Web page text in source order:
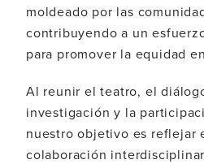
moldeado por las
contribuyendo a un
para promover la equidad
Al reunir el teatro, el
investigación y la
nuestro objetivo es reflejar
colaboración